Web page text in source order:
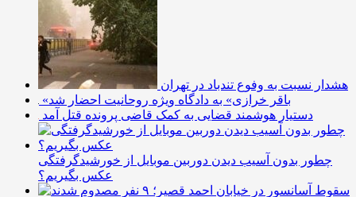
هشدار نسبت به وفوع تندباد در تهران
«باقر خرازی» به دادگاه ویژه روحانیت احضار شد
دستیار هوشمند قضایی به کمک قاضی پرونده قتل آمد
چطور بدون آسیب دیدن دوربین موبایل از خورشیدگرفتگی
عکس بگیریم؟